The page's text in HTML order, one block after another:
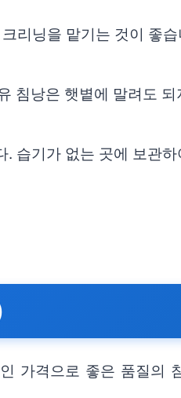
리닝을 맡기는 것이 좋
침낭은 햇볕에 말려도
습기가 없는 곳에 보관
가격으로 좋은 품질의